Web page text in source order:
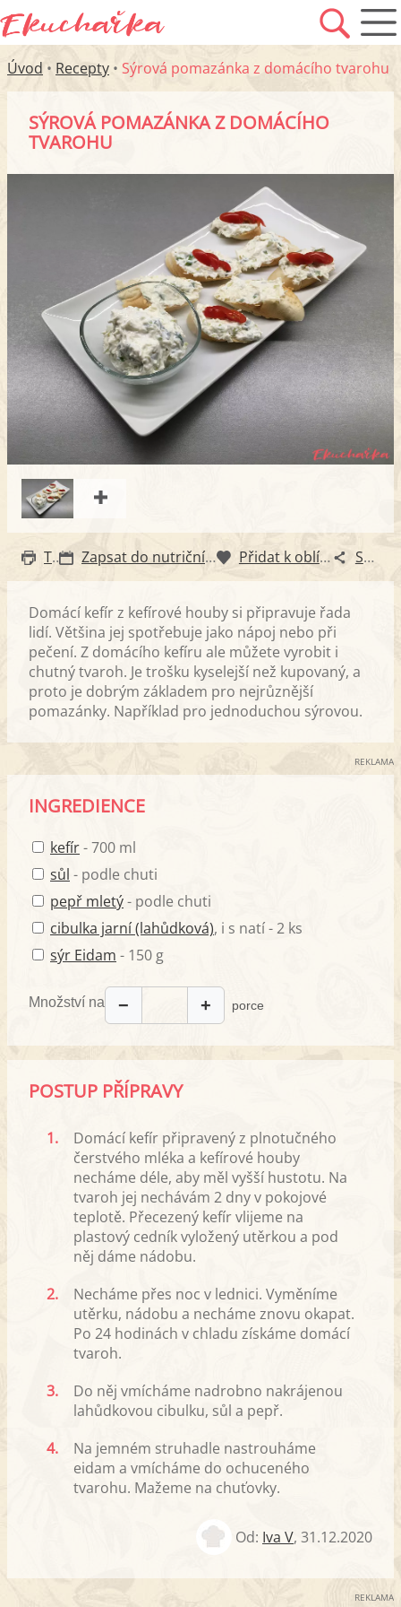
Úvod • Recepty • Sýrová pomazánka z domácího tvarohu
SÝROVÁ POMAZÁNKA Z DOMÁCÍHO
TVAROHU
Tisk Zapsat do nutričního diáře Přidat k oblíbeným Sdílet
Domácí kefír z kefírové houby si připravuje řada
lidí. Většina jej spotřebuje jako nápoj nebo při
pečení. Z domácího kefíru ale můžete vyrobit i
chutný tvaroh. Je trošku kyselejší než kupovaný, a
proto je dobrým základem pro nejrůznější
pomazánky. Například pro jednoduchou sýrovou.
REKLAMA
INGREDIENCE
kefír- 700 ml
sůl - podle chuti
pepř mletý- podle chuti
cibulka jarní (lahůdková), i s natí - 2 ks
sýr Eidam - 150 g
Množství na − + porce
POSTUP PŘÍPRAVY
1.
Domácí kefír připravený z plnotučného
čerstvého mléka a kefírové houby
necháme déle, aby měl vyšší hustotu. Na
tvaroh jej nechávám 2 dny v pokojové
teplotě. Přecezený kefír vlijeme na
plastový cedník vyložený utěrkou a pod
něj dáme nádobu.
2.
Necháme přes noc v lednici. Vyměníme
utěrku, nádobu a necháme znovu okapat.
Po 24 hodinách v chladu získáme domácí
tvaroh.
3.
Do něj vmícháme nadrobno nakrájenou
lahůdkovou cibulku, sůl a pepř.
4.
Na jemném struhadle nastrouháme
eidam a vmícháme do ochuceného
tvarohu. Mažeme na chuťovky.
Od: Iva V, 31.12.2020
REKLAMA